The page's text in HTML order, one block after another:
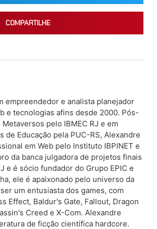
COMPARTILHE
empreendedor e analista planejador
e tecnologias afins desde 2000. Pós-
pelo IBMEC RJ e em
de Educação pela PUC-RS, Alexandre
em Web pelo Instituto IBPINET e
da banca julgadora de projetos finais
e é sócio fundador do Grupo EPIC e
ele é apaixonado pelo universo da
um entusiasta dos games, com
Effect, Baldur's Gate, Fallout, Dragon
Creed e X-Com. Alexandre
de ficção científica hardcore.